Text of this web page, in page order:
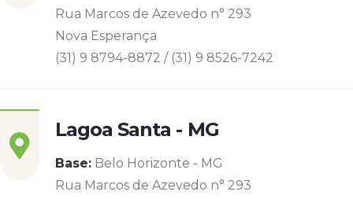
Rua Marcos de Azevedo n° 293
Nova Esperança
(31) 9 8794-8872 / (31) 9 8526-7242
Lagoa Santa - MG
Base: Belo Horizonte - MG
Rua Marcos de Azevedo n° 293